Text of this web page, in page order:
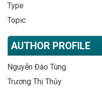
Type
Topic
AUTHOR PROFILE
Nguyễn Đào Tùng
Trương Thị Thủy